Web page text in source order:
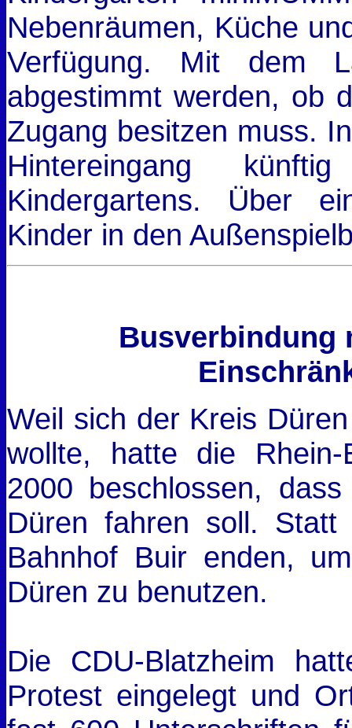
Nebenräumen, Küche
Verfügung. Mit dem
abgestimmt werden, ob
Zugang besitzen muss.
Hintereingang
Kindergartens. Über
Kinder in den
Busverbindung
Weil sich der Kreis
wollte, hatte die Rhein-
2000 beschlossen,
Düren fahren soll.
Bahnhof Buir enden,
Düren zu benutzen.
Die CDU-Blatzheim
Protest eingelegt und